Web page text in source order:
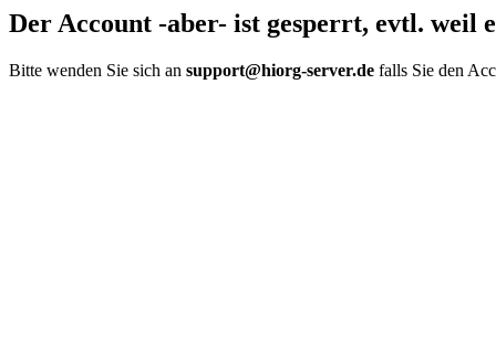
Der Account -aber- ist gesperrt, evtl. weil
Bitte wenden Sie sich an support@hiorg-server.de falls Sie den